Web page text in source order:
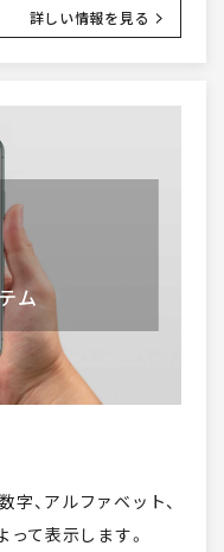
詳しい情報を見る
ム
字、アルファベット、
って表示します。